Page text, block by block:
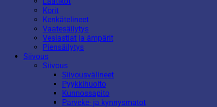
Korit
Kenkätelineet
Vaatesäilytys
Vesiastiat ja ämpärit
Piensäilytys
Siivous
Siivous
Siivousvälineet
Pyykkihuolto
Kunnossapito
Parveke- ja kynnysmatot